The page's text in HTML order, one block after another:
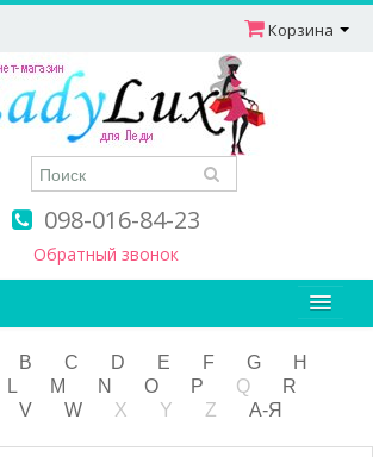
098-016-84-23
Обратный звонок
Корзина
B C D E F G
H
L M N O P Q
R
V W X Y Z А-Я